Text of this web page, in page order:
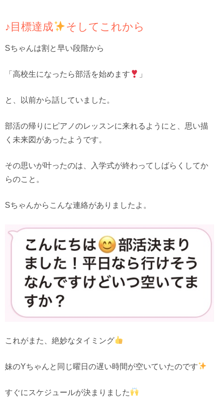
♪目標達成 そしてこれから
Sちゃんは割と早い段階から
「高校生になったら部活を始めます 」
と、以前から話していました。
部活の帰りにピアノのレッスンに来れるようにと、思い描
く未来図があったようです。
その思いが叶ったのは、入学式が終わってしばらくしてか
らのこと。
Sちゃんからこんな連絡がありましたよ。
これがまた、絶妙なタイミング
妹のYちゃんと同じ曜日の遅い時間が空いていたのです
すぐにスケジュールが決まりました